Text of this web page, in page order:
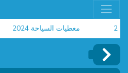
معطيات السياحة 2024